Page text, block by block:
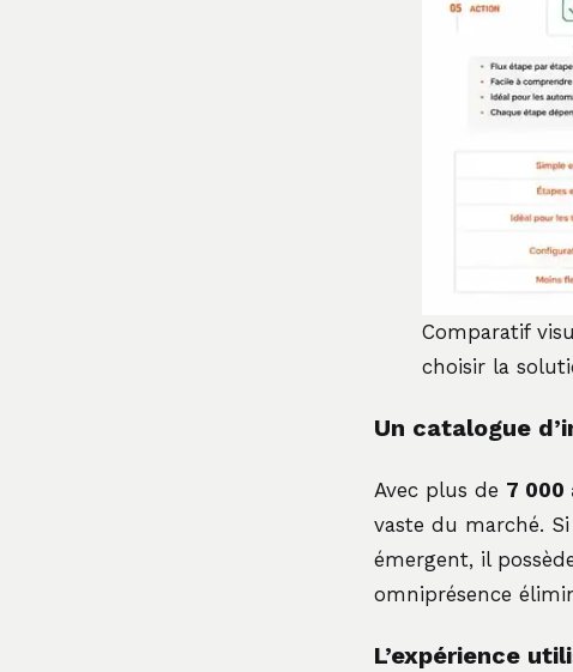
Comparatif
choisir la
Un catalogue
Avec plus de 7 000
vaste du marché.
émergent, il
omniprésence
L’expérience